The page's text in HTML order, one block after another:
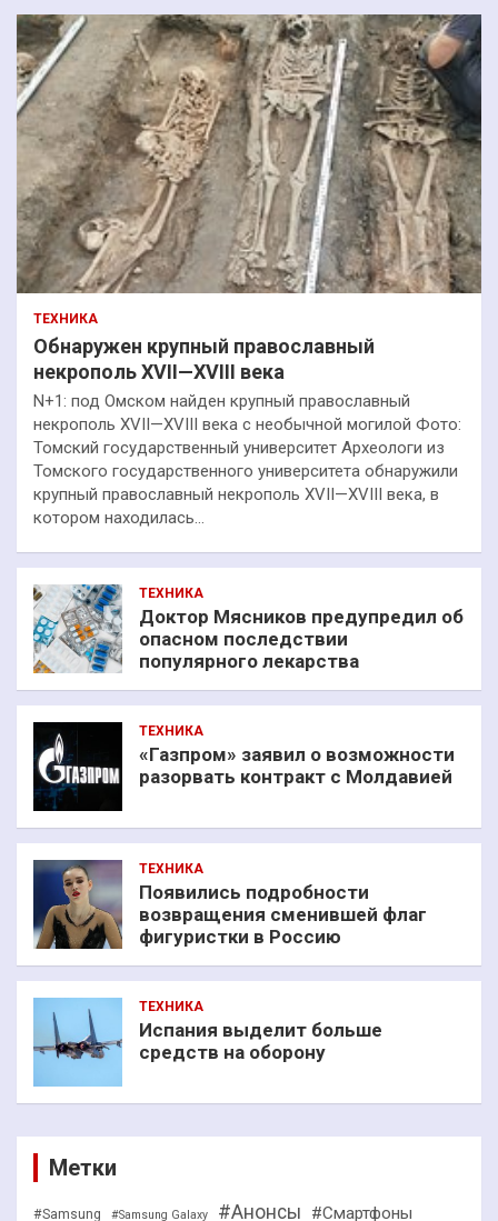
ТЕХНИКА
Обнаружен крупный православный
некрополь XVII—XVIII века
N+1: под Омском найден крупный православный
некрополь XVII—XVIII века с необычной могилой Фото:
Томский государственный университет Археологи из
Томского государственного университета обнаружили
крупный православный некрополь XVII—XVIII века, в
котором находилась…
ТЕХНИКА
Доктор Мясников предупредил об
опасном последствии
популярного лекарства
ТЕХНИКА
«Газпром» заявил о возможности
разорвать контракт с Молдавией
ТЕХНИКА
Появились подробности
возвращения сменившей флаг
фигуристки в Россию
ТЕХНИКА
Испания выделит больше
средств на оборону
Метки
#Samsung #Samsung Galaxy #Анонсы #Смартфоны